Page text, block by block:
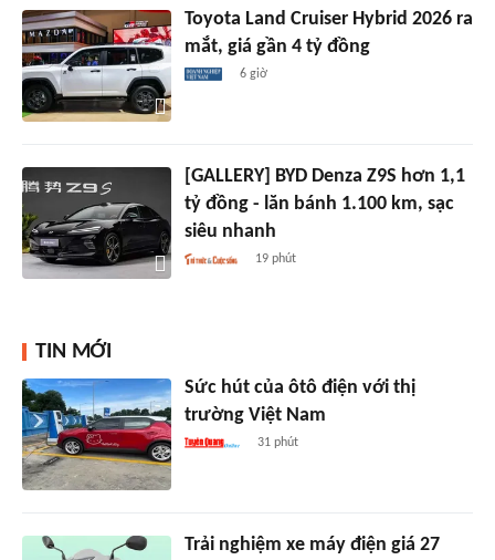
Toyota Land Cruiser Hybrid 2026 ra
mắt, giá gần 4 tỷ đồng
6 giờ
[GALLERY] BYD Denza Z9S hơn 1,1
tỷ đồng - lăn bánh 1.100 km, sạc
siêu nhanh
19 phút
TIN MỚI
Sức hút của ôtô điện với thị
trường Việt Nam
31 phút
Trải nghiệm xe máy điện giá 27